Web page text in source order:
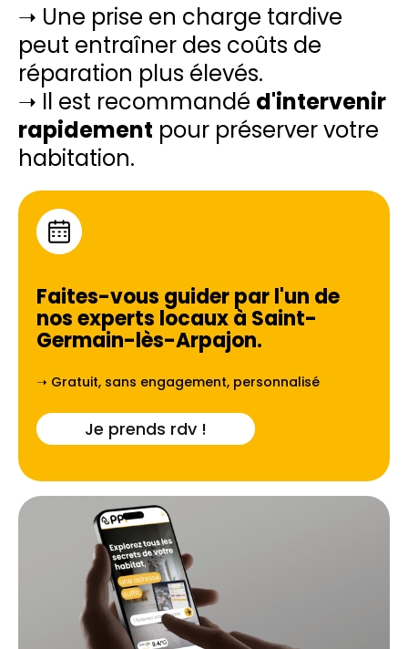
➝ Une prise en charge tardive
peut entraîner des coûts de
réparation plus élevés.
➝ Il est recommandé d'intervenir
rapidement pour préserver votre
habitation.
Faites-vous guider par l'un de
nos experts locaux à Saint-
Germain-lès-Arpajon.
➝ Gratuit, sans engagement, personnalisé
Je prends rdv !